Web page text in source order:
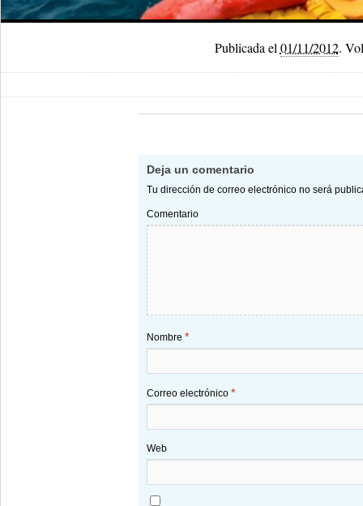
Publicada el 01/11/2012.
Deja un comentario
Tu dirección de correo electrónico no será
Comentario
Nombre *
Correo electrónico *
Web